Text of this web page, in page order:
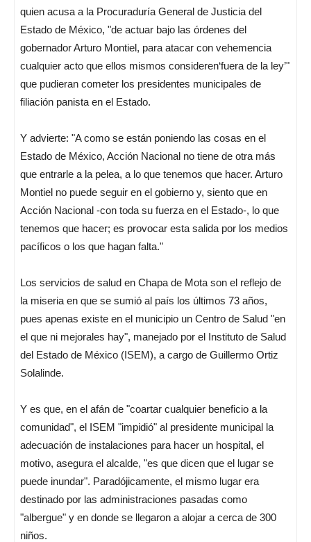
quien acusa a la Procuraduría General de Justicia del
Estado de México, "de actuar bajo las órdenes del
gobernador Arturo Montiel, para atacar con vehemencia
cualquier acto que ellos mismos consideren‘fuera de la ley’"
que pudieran cometer los presidentes municipales de
filiación panista en el Estado.
Y advierte: "A como se están poniendo las cosas en el
Estado de México, Acción Nacional no tiene de otra más
que entrarle a la pelea, a lo que tenemos que hacer. Arturo
Montiel no puede seguir en el gobierno y, siento que en
Acción Nacional -con toda su fuerza en el Estado-, lo que
tenemos que hacer; es provocar esta salida por los medios
pacíficos o los que hagan falta."
Los servicios de salud en Chapa de Mota son el reflejo de
la miseria en que se sumió al país los últimos 73 años,
pues apenas existe en el municipio un Centro de Salud "en
el que ni mejorales hay", manejado por el Instituto de Salud
del Estado de México (ISEM), a cargo de Guillermo Ortiz
Solalinde.
Y es que, en el afán de "coartar cualquier beneficio a la
comunidad", el ISEM "impidió" al presidente municipal la
adecuación de instalaciones para hacer un hospital, el
motivo, asegura el alcalde, "es que dicen que el lugar se
puede inundar". Paradójicamente, el mismo lugar era
destinado por las administraciones pasadas como
"albergue" y en donde se llegaron a alojar a cerca de 300
niños.